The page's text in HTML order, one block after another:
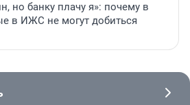
но банку плачу я»: почему в
в ИЖС не могут добиться